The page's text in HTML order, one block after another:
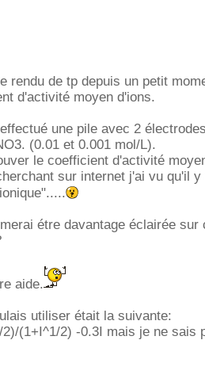
rendu de tp depuis un petit
d'activité moyen d'ions.
une pile avec 2
(0.01 et 0.001 mol/L).
le coefficient d'activité
sur internet j'ai vu qu'il
étre davantage éclairée sur
aide.
utiliser était la suivante:
(1+I^1/2) -0.3I mais je ne sais